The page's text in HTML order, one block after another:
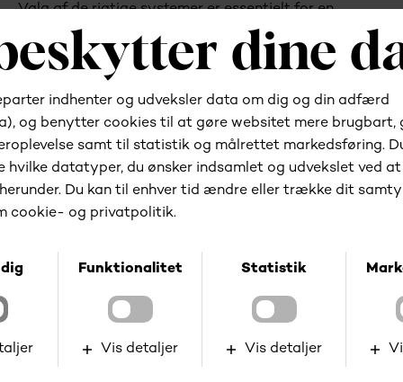
Valg af de rigtige systemer er essentielt for en
moderne virksomhed. Derfor starter vi altid med en
dialog for at ramme 100% plet dit behov og bøje
systemet til dig - ikke omvendt.
Lad os byde på den første kop kaffe.